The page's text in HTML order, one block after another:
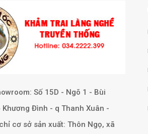
Số 15D - Ngõ 1 - Bùi
Khương Đình - q Thanh Xuân -
cơ sở sản xuất: Thôn Ngọ, xã